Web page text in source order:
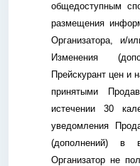
общедоступным
размещения
Организатора, и/
Изменения
Прейскурант цен и
принятыми
истечении 30
уведомления
(дополнений) в
Организатор не